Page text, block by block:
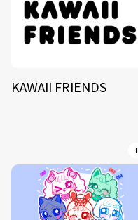
KAWAII FRIENDS